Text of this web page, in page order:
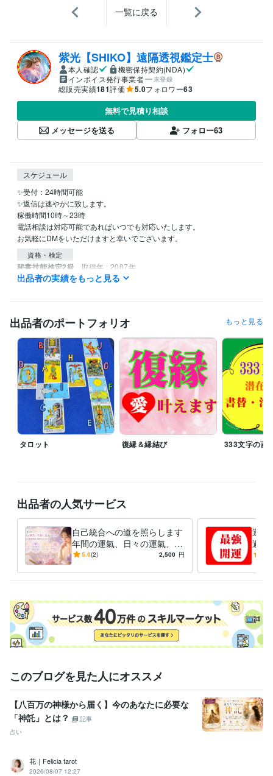
一覧に戻る
紫光【SHIKO】遠隔透視鑑定士
本人確認
機密保持契約(NDA)
インボイス発行事業者
未登録
総販売実績181評価 5.0フォロワー63
無料で見積り相談
メッセージを送る
フォロー63
スケジュール
✨受付：24時間可能
✨返信は速やかに致します。
稼働時間10時～23時
電話相談は対応可能であればいつでも対応いたします。
資格・検定
秘書技能検定2級 取得年 : 2007年
占い 遠隔透視 統計学による鑑定
不倫
出品者の実績をもっと見る
出品者のポートフォリオ もっと見る
タロット 復縁＆縁結び 333文字の言
出品者の人気サービス
自己統合への道を照らします
年間の運氣、日々の運氣、恋
愛、相性、性格、個性診断賜
5.0(2) 2,500 円
運氣
避＆
年運
このブログを見た人にオススメ
【八百万の神様から届く】今のあなたに必要な
「神託」とは？
記事
占い
花｜Felicia tarot
2026/08/07 12:27